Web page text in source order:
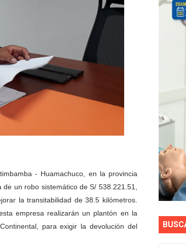
LAS FACILIDADES DE PAGO PARA
académica con escolares y padres de
a verificar tope de 7 líneas móviles de
comisión tras emergencia por terremotos
priorizar seguridad y facilitar proyecto
duraderas en el Perú
- Huamachuco, en la provincia
un robo sistemático de S/ 538.221.51,
la transitabilidad de 38.5 kilómetros.
empresa realizarán un plantón en la
para exigir la devolución del